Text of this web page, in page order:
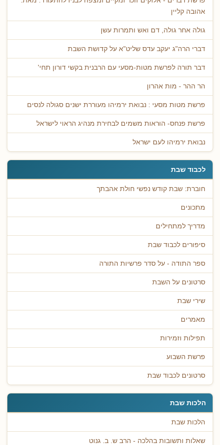
אהובה קליין
גולה אחר גולה, דם ואש ותמרות עשן
דברי הרה"ג יעקב עדס שליט"א על קדושת השבת
דבר תורה לפרשת מטות-מסעי עם הרבנית בקשי דורון תחי'
הר ההר - מות אהרון
פרשת מטות מסעי : נבואת ירמיהו מעוררת ישנים סגולה לנסים
פרשת פנחס- הוראות משמים לבחירת מנהיג הראוי לישראל
נבואת ירמיהו לעם ישראל
לכבוד שבת
חוברת: שבת קודש נפשי חולת אהבתך
מתכונים
מדריך למתחילים
סיפורים לכבוד שבת
ספר התודה - על סדר פרשיות התורה
סרטונים על השבת
שירי שבת
מאמרים
תפילות וזמירות
פרשת השבוע
סרטונים לכבוד שבת
הלכות שבת
הלכות שבת
שאלות ותשובות בהלכה - הרב ש. ב. גנוט